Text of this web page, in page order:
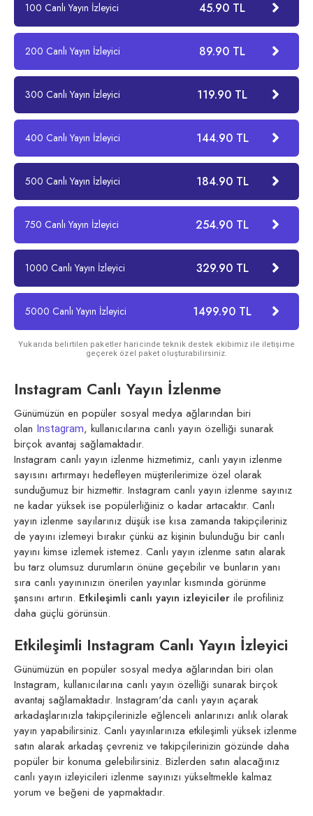
100 Canlı Yayın İzleyici 45.90 TL
200 Canlı Yayın İzleyici 89.90 TL
300 Canlı Yayın İzleyici 119.90 TL
400 Canlı Yayın İzleyici 144.90 TL
500 Canlı Yayın İzleyici 184.90 TL
750 Canlı Yayın İzleyici 254.90 TL
1000 Canlı Yayın İzleyici 329.90 TL
5000 Canlı Yayın İzleyici 1499.90 TL
Yukarıda belirtilen paketler haricinde teknik destek ekibimiz ile iletişime
geçerek özel paket oluşturabilirsiniz.
Instagram Canlı Yayın İzlenme
Günümüzün en popüler sosyal medya ağlarından biri
olan Instagram, kullanıcılarına canlı yayın özelliği sunarak
birçok avantaj sağlamaktadır.
Instagram canlı yayın izlenme hizmetimiz, canlı yayın izlenme
sayısını artırmayı hedefleyen müşterilerimize özel olarak
sunduğumuz bir hizmettir. Instagram canlı yayın izlenme sayınız
ne kadar yüksek ise popülerliğiniz o kadar artacaktır. Canlı
yayın izlenme sayılarınız düşük ise kısa zamanda takipçileriniz
de yayını izlemeyi bırakır çünkü az kişinin bulunduğu bir canlı
yayını kimse izlemek istemez. Canlı yayın izlenme satın alarak
bu tarz olumsuz durumların önüne geçebilir ve bunların yanı
sıra canlı yayınınızın önerilen yayınlar kısmında görünme
şansını artırın. Etkileşimli canlı yayın izleyiciler ile profiliniz
daha güçlü görünsün.
Etkileşimli Instagram Canlı Yayın İzleyici
Günümüzün en popüler sosyal medya ağlarından biri olan
Instagram, kullanıcılarına canlı yayın özelliği sunarak birçok
avantaj sağlamaktadır. Instagram'da canlı yayın açarak
arkadaşlarınızla takipçilerinizle eğlenceli anlarınızı anlık olarak
yayın yapabilirsiniz. Canlı yayınlarınıza etkileşimli yüksek izlenme
satın alarak arkadaş çevreniz ve takipçilerinizin gözünde daha
popüler bir konuma gelebilirsiniz. Bizlerden satın alacağınız
canlı yayın izleyicileri izlenme sayınızı yükseltmekle kalmaz
yorum ve beğeni de yapmaktadır.